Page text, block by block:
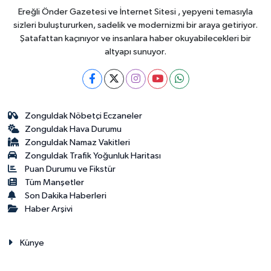
Ereğli Önder Gazetesi ve İnternet Sitesi , yepyeni temasıyla
sizleri buluştururken, sadelik ve modernizmi bir araya getiriyor.
Şatafattan kaçınıyor ve insanlara haber okuyabilecekleri bir
altyapı sunuyor.
Zonguldak Nöbetçi Eczaneler
Zonguldak Hava Durumu
Zonguldak Namaz Vakitleri
Zonguldak Trafik Yoğunluk Haritası
Puan Durumu ve Fikstür
Tüm Manşetler
Son Dakika Haberleri
Haber Arşivi
Künye